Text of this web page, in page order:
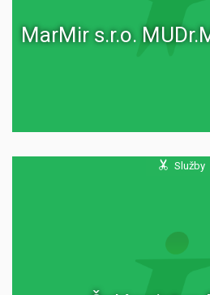
MarMir s.r.o.
Služby